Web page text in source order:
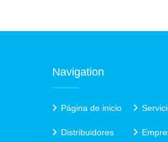
Navigation
Página de inicio
Distribuidores